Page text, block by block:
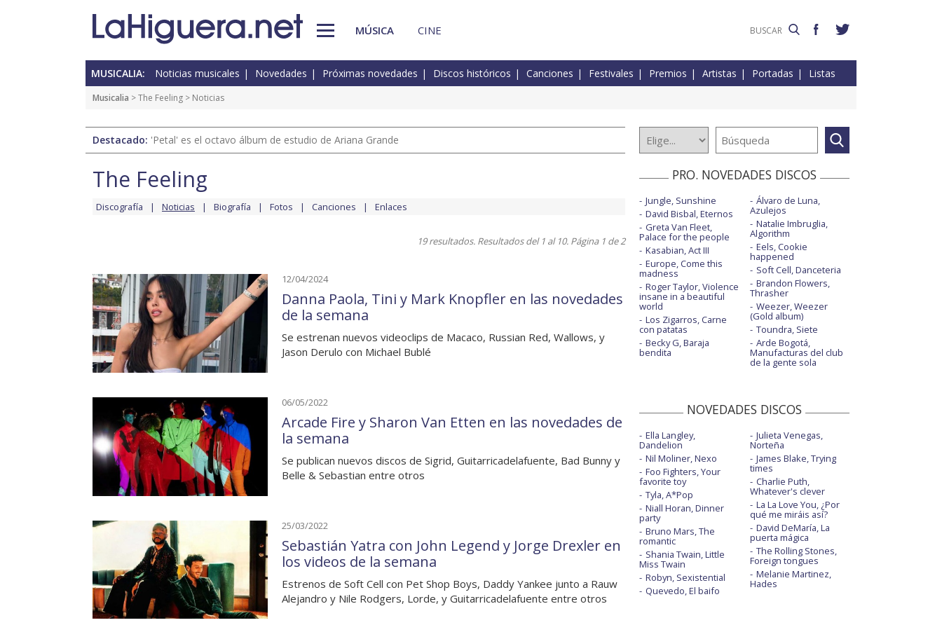
MÚSICA CINE
MUSICALIA: Noticias musicales Novedades Próximas novedades Discos históricos Canciones Festivales Premios Artistas Portadas Listas
Musicalia >The Feeling > Noticias
Destacado: 'Petal' es el octavo álbum de estudio de Ariana Grande
The Feeling
Discografía Noticias Biografía Fotos Canciones Enlaces
19 resultados. Resultados del 1 al 10. Página 1 de 2
12/04/2024
Danna Paola, Tini y Mark Knopfler en las novedades
de la semana
Se estrenan nuevos videoclips de Macaco, Russian Red, Wallows, y
Jason Derulo con Michael Bublé
06/05/2022
Arcade Fire y Sharon Van Etten en las novedades de
la semana
Se publican nuevos discos de Sigrid, Guitarricadelafuente, Bad Bunny y
Belle & Sebastian entre otros
25/03/2022
Sebastián Yatra con John Legend y Jorge Drexler en
los videos de la semana
Estrenos de Soft Cell con Pet Shop Boys, Daddy Yankee junto a Rauw
Alejandro y Nile Rodgers, Lorde, y Guitarricadelafuente entre otros
PRO. NOVEDADES DISCOS
Jungle, Sunshine
David Bisbal, Eternos
Greta Van Fleet,
Palace for the people
Kasabian, Act III
Europe, Come this
madness
Roger Taylor, Violence
insane in a beautiful
world
Los Zigarros, Carne
con patatas
Becky G, Baraja
bendita
Álvaro de Luna,
Azulejos
Natalie Imbruglia,
Algorithm
Eels, Cookie
happened
Soft Cell, Danceteria
Brandon Flowers,
Thrasher
Weezer, Weezer
(Gold album)
Toundra, Siete
Arde Bogotá,
Manufacturas del club
de la gente sola
NOVEDADES DISCOS
Ella Langley,
Dandelion
Nil Moliner, Nexo
Foo Fighters, Your
favorite toy
Tyla, A*Pop
Niall Horan, Dinner
party
Bruno Mars, The
romantic
Shania Twain, Little
Miss Twain
Robyn, Sexistential
Quevedo, El baifo
Julieta Venegas,
Norteña
James Blake, Trying
times
Charlie Puth,
Whatever's clever
La La Love You, ¿Por
qué me miráis así?
David DeMaría, La
puerta mágica
The Rolling Stones,
Foreign tongues
Melanie Martinez,
Hades